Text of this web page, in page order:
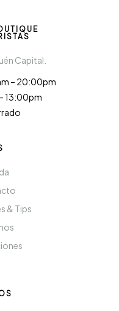
Capital.
– 20:00pm
13:00pm
& Tips